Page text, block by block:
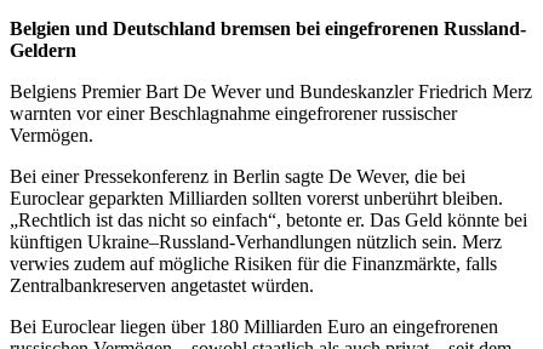
Belgien und Deutschland bremsen bei eingefrorenen Russland-
Geldern
Belgiens Premier Bart De Wever und Bundeskanzler Friedrich Merz
warnten vor einer Beschlagnahme eingefrorener russischer
Vermögen.
Bei einer Pressekonferenz in Berlin sagte De Wever, die bei
Euroclear geparkten Milliarden sollten vorerst unberührt bleiben.
„Rechtlich ist das nicht so einfach“, betonte er. Das Geld könnte bei
künftigen Ukraine–Russland-Verhandlungen nützlich sein. Merz
verwies zudem auf mögliche Risiken für die Finanzmärkte, falls
Zentralbankreserven angetastet würden.
Bei Euroclear liegen über 180 Milliarden Euro an eingefrorenen